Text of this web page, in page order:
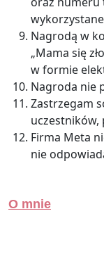
Nagrodą w
„Mama się
w formie
Nagroda nie
Zastrzegam
uczestników,
Firma Meta
nie
O mnie